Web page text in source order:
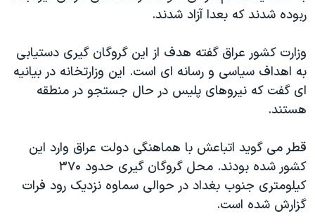
سفر پرزیدنت ترامپ به چین
ربوده شدند که بعدا آزاد شدند.
وزارت کشور عراق گفته هدف از این گروگان گیری دستیابی
به اهداف سیاسی و رسانه ای است. این وزارتخانه در بیانیه
ای گفت که نیروهای پلیس در حال جستجو در منطقه
هستند.
قطر می گوید اتباعش با هماهنگی دولت عراق وارد این
کشور شده بودند. محل گروگان گیری حدود ۳۷۰
کیلومتری جنوب بغداد در حوالی سماوه نزدیک رود فرات
گزارش شده است.